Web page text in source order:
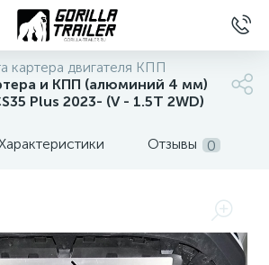
картера двигателя КПП
и КПП (алюминий 4 мм)
Plus 2023- (V - 1.5T 2WD)
Отзывы 0